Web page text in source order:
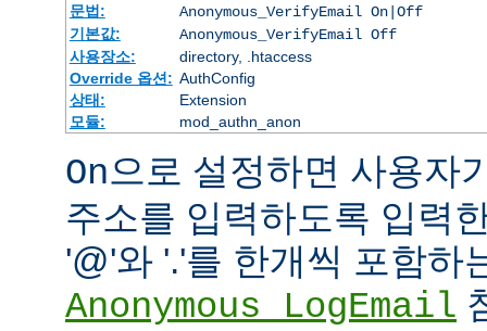
문법:
Anonymous_VerifyEmail On|Off
기본값:
Anonymous_VerifyEmail Off
사용장소:
directory, .htaccess
Override 옵션: AuthConfig
상태:
Extension
모듈:
mod_authn_anon
On으로 설정하면 사용자
주소를 입력하도록 입력
'@'와 '.'를 한개씩 포함하
Anonymous_LogEmail